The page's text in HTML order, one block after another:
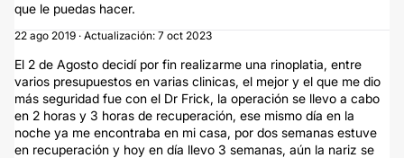
que le puedas hacer.
22 ago 2019 · Actualización: 7 oct 2023
El 2 de Agosto decidí por fin realizarme una rinoplatia, entre
varios presupuestos en varias clinicas, el mejor y el que me dio
más seguridad fue con el Dr Frick, la operación se llevo a cabo
en 2 horas y 3 horas de recuperación, ese mismo día en la
noche ya me encontraba en mi casa, por dos semanas estuve
en recuperación y hoy en día llevo 3 semanas, aún la nariz se